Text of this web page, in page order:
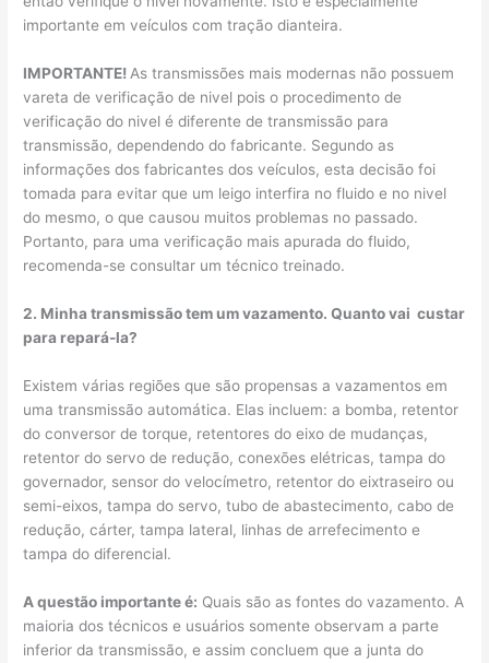
importante em veículos com tração dianteira.
IMPORTANTE! As transmissões mais modernas não possuem
vareta de verificação de nivel pois o procedimento de
verificação do nivel é diferente de transmissão para
transmissão, dependendo do fabricante. Segundo as
informações dos fabricantes dos veículos, esta decisão foi
tomada para evitar que um leigo interfira no fluido e no nivel
do mesmo, o que causou muitos problemas no passado.
Portanto, para uma verificação mais apurada do fluido,
recomenda-se consultar um técnico treinado.
2. Minha transmissão tem um vazamento. Quanto vai custar
para repará-la?
Existem várias regiões que são propensas a vazamentos em
uma transmissão automática. Elas incluem: a bomba, retentor
do conversor de torque, retentores do eixo de mudanças,
retentor do servo de redução, conexões elétricas, tampa do
governador, sensor do velocímetro, retentor do eixtraseiro ou
semi-eixos, tampa do servo, tubo de abastecimento, cabo de
redução, cárter, tampa lateral, linhas de arrefecimento e
tampa do diferencial.
A questão importante é: Quais são as fontes do vazamento. A
maioria dos técnicos e usuários somente observam a parte
inferior da transmissão, e assim concluem que a junta do